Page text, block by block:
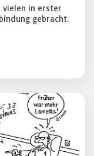
vielen in erster
gebracht.